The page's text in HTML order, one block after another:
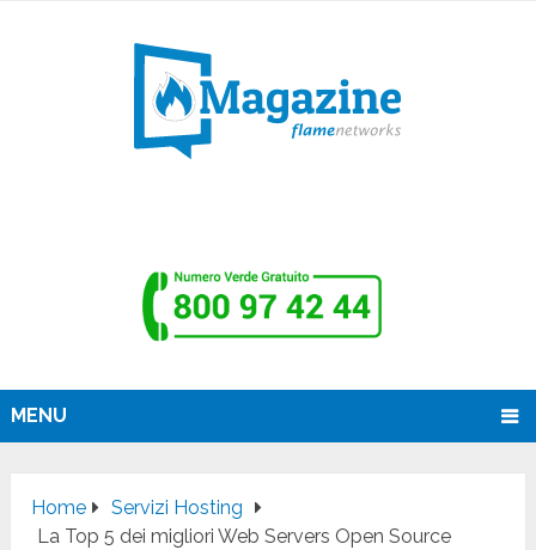
MENU
Home
Servizi Hosting
La Top 5 dei migliori Web Servers Open Source